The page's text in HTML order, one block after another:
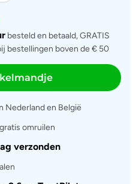
besteld en betaald, GRATIS
bestellingen boven de € 50
Nederland en België
omruilen
verzonden